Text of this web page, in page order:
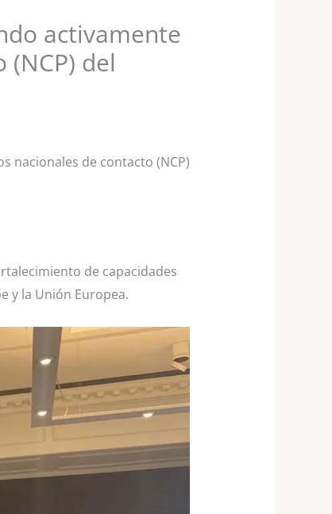
activamente
del
nacionales de contacto (NCP)
de capacidades
y la Unión Europea.